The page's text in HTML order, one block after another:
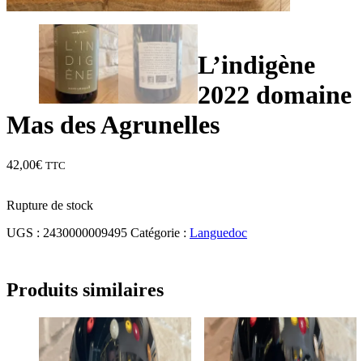
L’indigène
2022 domaine
Mas des Agrunelles
42,00€ TTC
Rupture de stock
UGS : 2430000009495 Catégorie : Languedoc
Produits similaires